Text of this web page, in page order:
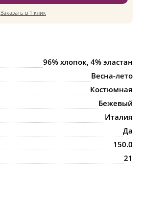
Заказать в 1 клик
96% хлопок, 4% эластан
Весна-лето
Костюмная
Бежевый
Италия
Да
150.0
21